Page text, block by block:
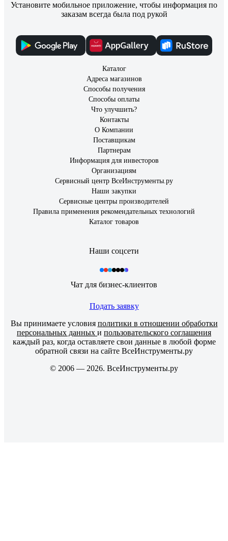
Установите мобильное приложение, чтобы информация по
заказам всегда была под рукой
Каталог
Адреса магазинов
Способы получения
Способы оплаты
Что улучшить?
Контакты
О Компании
Поставщикам
Партнерам
Информация для инвесторов
Организациям
Сервисный центр ВсеИнструменты.ру
Наши закупки
Сервисные центры производителей
Правила применения рекомендательных технологий
Каталог товаров
Наши соцсети
Чат для бизнес-клиентов
Подать заявку
Вы принимаете условия политики в отношении обработки
персональных данных и пользовательского соглашения
каждый раз, когда оставляете свои данные в любой форме
обратной связи на сайте ВсеИнструменты.ру
© 2006 — 2026. ВсеИнструменты.ру